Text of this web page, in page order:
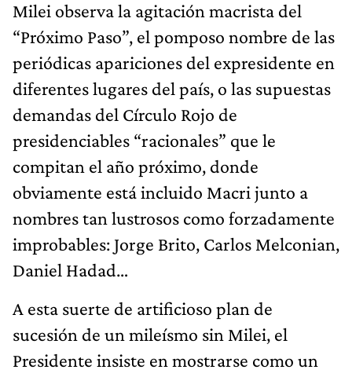
Milei observa la agitación macrista del
“Próximo Paso”, el pomposo nombre de las
periódicas apariciones del expresidente en
diferentes lugares del país, o las supuestas
demandas del Círculo Rojo de
presidenciables “racionales” que le
compitan el año próximo, donde
obviamente está incluido Macri junto a
nombres tan lustrosos como forzadamente
improbables: Jorge Brito, Carlos Melconian,
Daniel Hadad…
A esta suerte de artificioso plan de
sucesión de un mileísmo sin Milei, el
Presidente insiste en mostrarse como un